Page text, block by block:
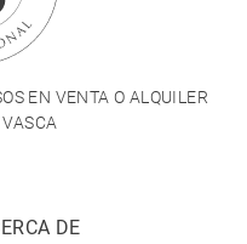
EN VENTA O ALQUILER
DE